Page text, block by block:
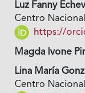
Luz Fanny
Centro
https://
Magda Ivone
Lina María
Centro